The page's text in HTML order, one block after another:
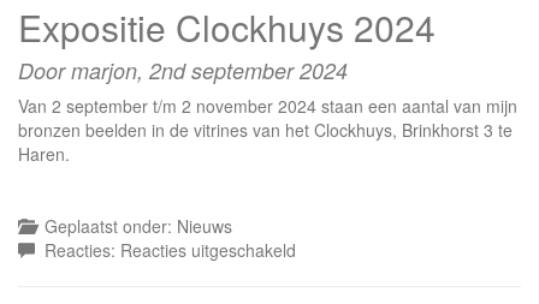
Expositie Clockhuys 2024
Door marjon, 2nd september 2024
Van 2 september t/m 2 november 2024 staan een aantal van mijn
bronzen beelden in de vitrines van het Clockhuys, Brinkhorst 3 te
Haren.
Geplaatst onder: Nieuws
Reacties: Reacties uitgeschakeld